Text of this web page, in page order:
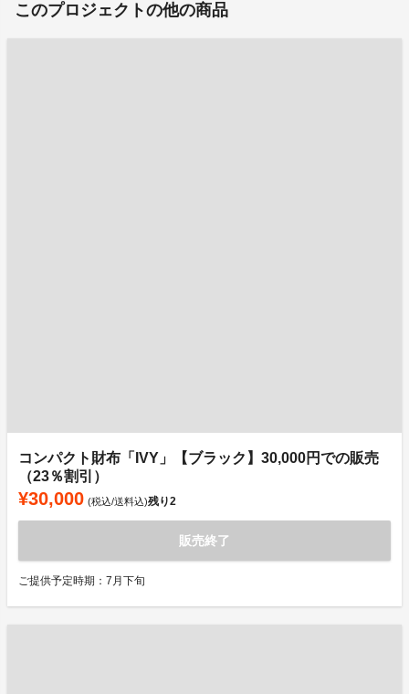
このプロジェクトの他の商品
コンパクト財布「IVY」【ブラック】30,000円での販売
（23％割引）
¥30,000 (税込/送料込)残り2
販売終了
ご提供予定時期：7月下旬